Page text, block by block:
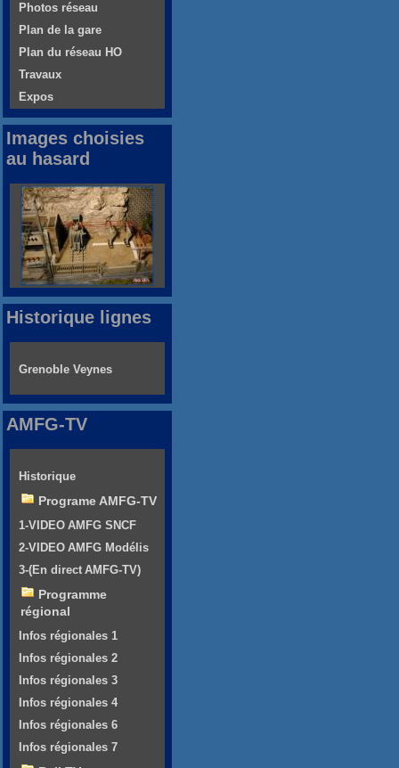
Photos réseau
Plan de la gare
Plan du réseau HO
Travaux
Expos
Images choisies
au hasard
Historique lignes
Grenoble Veynes
AMFG-TV
Historique
Programe AMFG-TV
1-VIDEO AMFG SNCF
2-VIDEO AMFG Modélis
3-(En direct AMFG-TV)
Programme
régional
Infos régionales 1
Infos régionales 2
Infos régionales 3
Infos régionales 4
Infos régionales 6
Infos régionales 7